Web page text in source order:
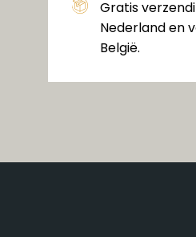
Gratis
Nederland en
België.